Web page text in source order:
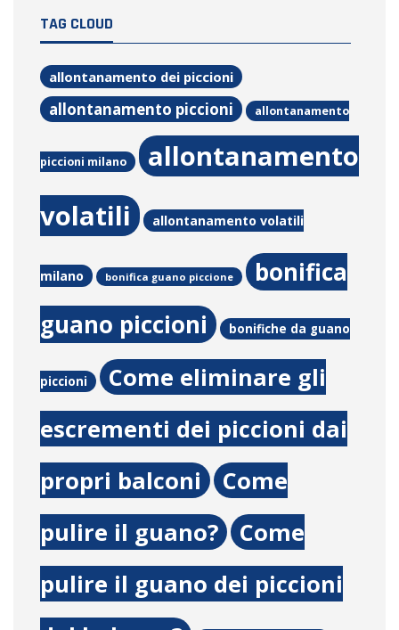
TAG CLOUD
allontanamento dei piccioni
allontanamento piccioni allontanamento
piccioni milano
allontanamento
volatili
allontanamento volatili
milano bonifica guano piccione
bonifica
guano piccioni
bonifiche da guano
piccioni
Come eliminare gli
escrementi dei piccioni dai
propri balconi
Come
pulire il guano?
Come
pulire il guano dei piccioni